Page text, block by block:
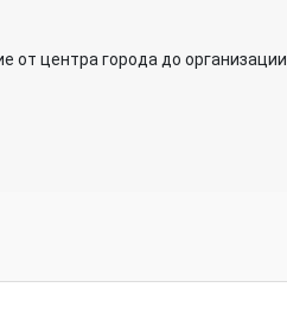
от центра города до организации